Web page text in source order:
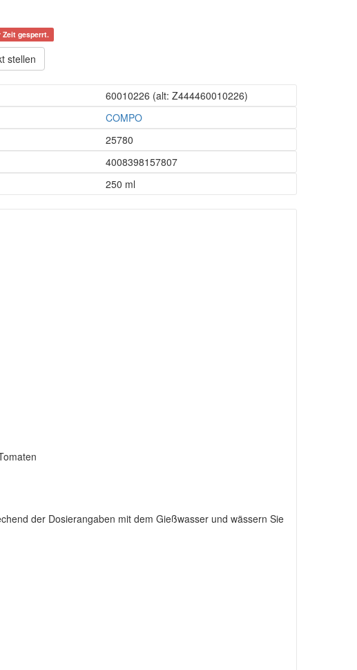
gesperrt.
stellen
60010226 (alt: Z444460010226)
COMPO
25780
4008398157807
250 ml
der Dosierangaben mit dem Gießwasser und wässern Sie